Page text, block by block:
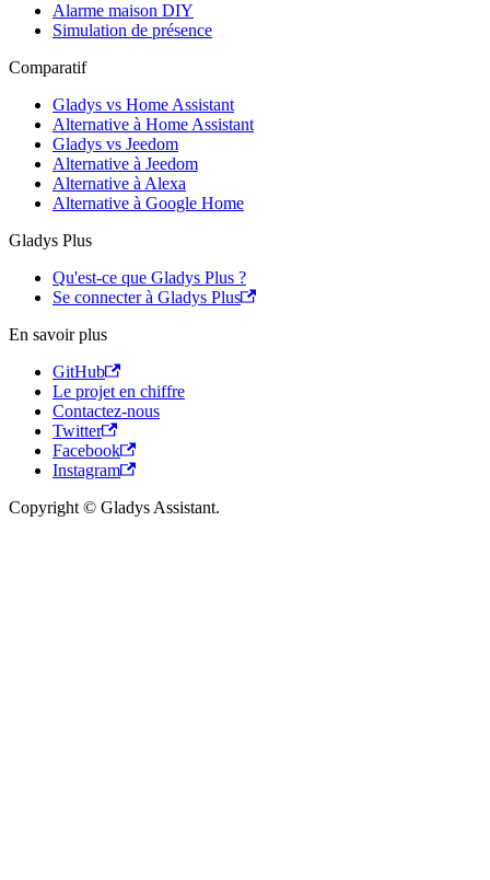
Alarme maison DIY
Simulation de présence
Comparatif
Gladys vs Home Assistant
Alternative à Home Assistant
Gladys vs Jeedom
Alternative à Jeedom
Alternative à Alexa
Alternative à Google Home
Gladys Plus
Qu'est-ce que Gladys Plus ?
Se connecter à Gladys Plus
En savoir plus
GitHub
Le projet en chiffre
Contactez-nous
Twitter
Facebook
Instagram
Copyright © Gladys Assistant.